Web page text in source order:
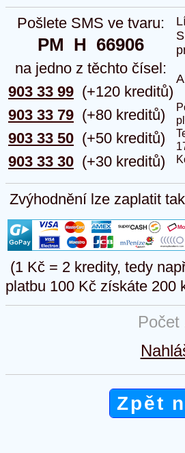
Pošlete SMS ve tvaru:
PM  H  66906
na jedno z těchto čísel:
903 33 99
903 33 79
903 33 50
903 33 30
(+120 kreditů)
(+80 kreditů)
(+50 kreditů)
(+30 kreditů)
Zvýhodnění lze zaplatit
(1 Kč = 2 kredity, tedy
platbu 100 Kč získáte 200
Zpět